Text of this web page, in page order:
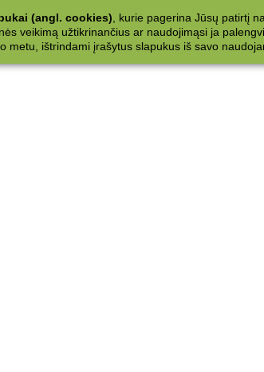
(angl. cookies) , kurie pagerina Jūsų patirtį
veikimą užtikrinančius ar naudojimąsi ja
metu, ištrindami įrašytus slapukus iš savo